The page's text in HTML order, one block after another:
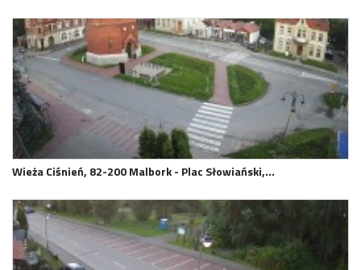
Wieża Ciśnień, 82-200 Malbork - Plac Słowiański,…